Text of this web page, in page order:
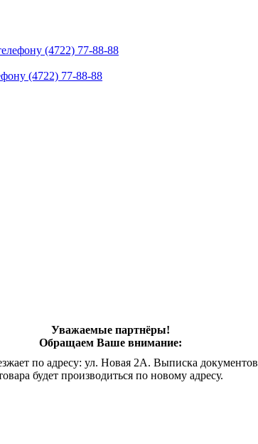
(4722) 77-88-88
(4722) 77-88-88
Уважаемые партнёры!
Обращаем Ваше внимание:
по адресу: ул. Новая 2А. Выписка документов
будет производиться по новому адресу.